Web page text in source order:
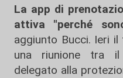
La app di
attiva "perché
aggiunto Bucci. Ieri
una riunione tra il
delegato alla